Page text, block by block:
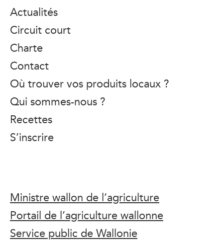
Actualités
Circuit court
Charte
Contact
Où trouver vos produits locaux ?
Qui sommes-nous ?
Recettes
S’inscrire
Ministre wallon de l’agriculture
Portail de l’agriculture wallonne
Service public de Wallonie